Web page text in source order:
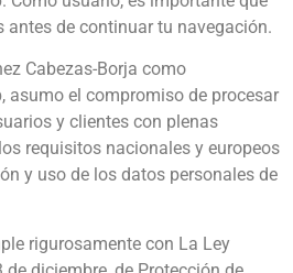
antes de continuar tu navegación.
Cabezas-Borja como
asumo el compromiso de procesar
y clientes con plenas
requisitos nacionales y europeos
y uso de los datos personales de
rigurosamente con La Ley